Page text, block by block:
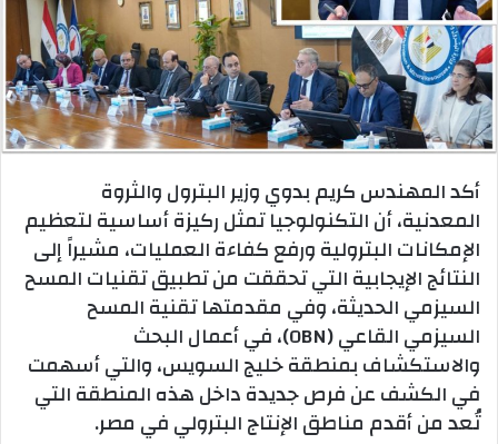
أكد المهندس كريم بدوي وزير البترول والثروة
المعدنية، أن التكنولوجيا تمثل ركيزة أساسية لتعظيم
الإمكانات البترولية ورفع كفاءة العمليات، مشيراً إلى
النتائج الإيجابية التي تحققت من تطبيق تقنيات المسح
السيزمي الحديثة، وفي مقدمتها تقنية المسح
السيزمي القاعي (OBN)، في أعمال البحث
والاستكشاف بمنطقة خليج السويس، والتي أسهمت
في الكشف عن فرص جديدة داخل هذه المنطقة التي
تُعد من أقدم مناطق الإنتاج البترولي في مصر.